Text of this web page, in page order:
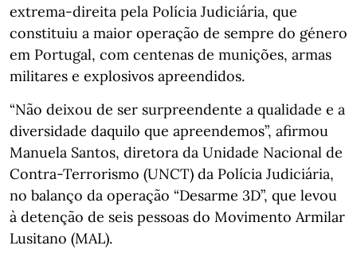
extrema-direita pela Polícia Judiciária, que
constituiu a maior operação de sempre do género
em Portugal, com centenas de munições, armas
militares e explosivos apreendidos.
“Não deixou de ser surpreendente a qualidade e a
diversidade daquilo que apreendemos”, afirmou
Manuela Santos, diretora da Unidade Nacional de
Contra-Terrorismo (UNCT) da Polícia Judiciária,
no balanço da operação “Desarme 3D”, que levou
à detenção de seis pessoas do Movimento Armilar
Lusitano (MAL).